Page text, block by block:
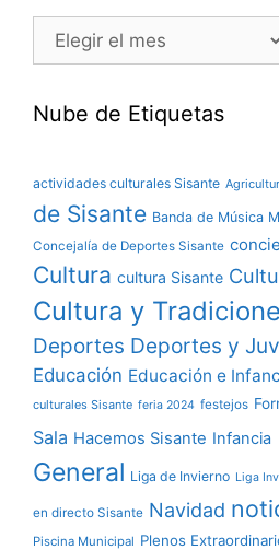
Nube de Etiquetas
actividades culturales Sisante
de Sisante Banda de Música
Concejalía de Deportes Sisante
Cultura cultura Sisante
Cultura y
Deportes Deportes y
Educación Educación e
culturales Sisante feria 2024 festejos
Sala Hacemos Sisante Infancia
General Liga de Invierno Liga
en directo Sisante Navidad
Piscina Municipal Plenos